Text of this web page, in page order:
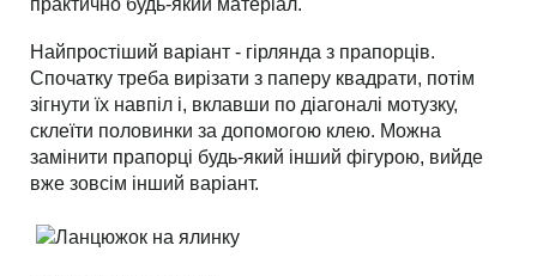
практично будь-який матеріал.
Найпростіший варіант - гірлянда з прапорців.
Спочатку треба вирізати з паперу квадрати, потім
зігнути їх навпіл і, вклавши по діагоналі мотузку,
склеїти половинки за допомогою клею. Можна
замінити прапорці будь-який інший фігурою, вийде
вже зовсім інший варіант.